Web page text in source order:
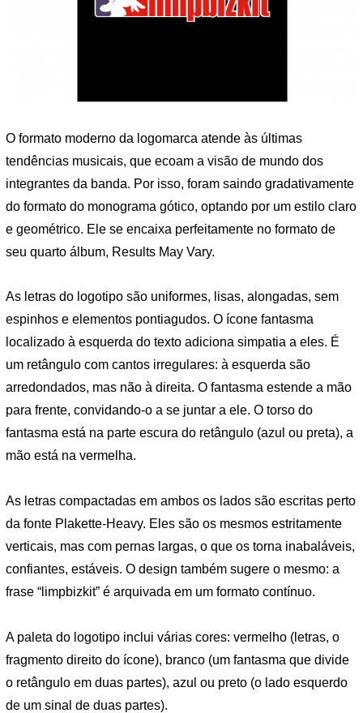
O formato moderno da logomarca atende às últimas
tendências musicais, que ecoam a visão de mundo dos
integrantes da banda. Por isso, foram saindo gradativamente
do formato do monograma gótico, optando por um estilo claro
e geométrico. Ele se encaixa perfeitamente no formato de
seu quarto álbum, Results May Vary.
As letras do logotipo são uniformes, lisas, alongadas, sem
espinhos e elementos pontiagudos. O ícone fantasma
localizado à esquerda do texto adiciona simpatia a eles. É
um retângulo com cantos irregulares: à esquerda são
arredondados, mas não à direita. O fantasma estende a mão
para frente, convidando-o a se juntar a ele. O torso do
fantasma está na parte escura do retângulo (azul ou preta), a
mão está na vermelha.
As letras compactadas em ambos os lados são escritas perto
da fonte Plakette-Heavy. Eles são os mesmos estritamente
verticais, mas com pernas largas, o que os torna inabaláveis,
confiantes, estáveis. O design também sugere o mesmo: a
frase “limpbizkit” é arquivada em um formato contínuo.
A paleta do logotipo inclui várias cores: vermelho (letras, o
fragmento direito do ícone), branco (um fantasma que divide
o retângulo em duas partes), azul ou preto (o lado esquerdo
de um sinal de duas partes).